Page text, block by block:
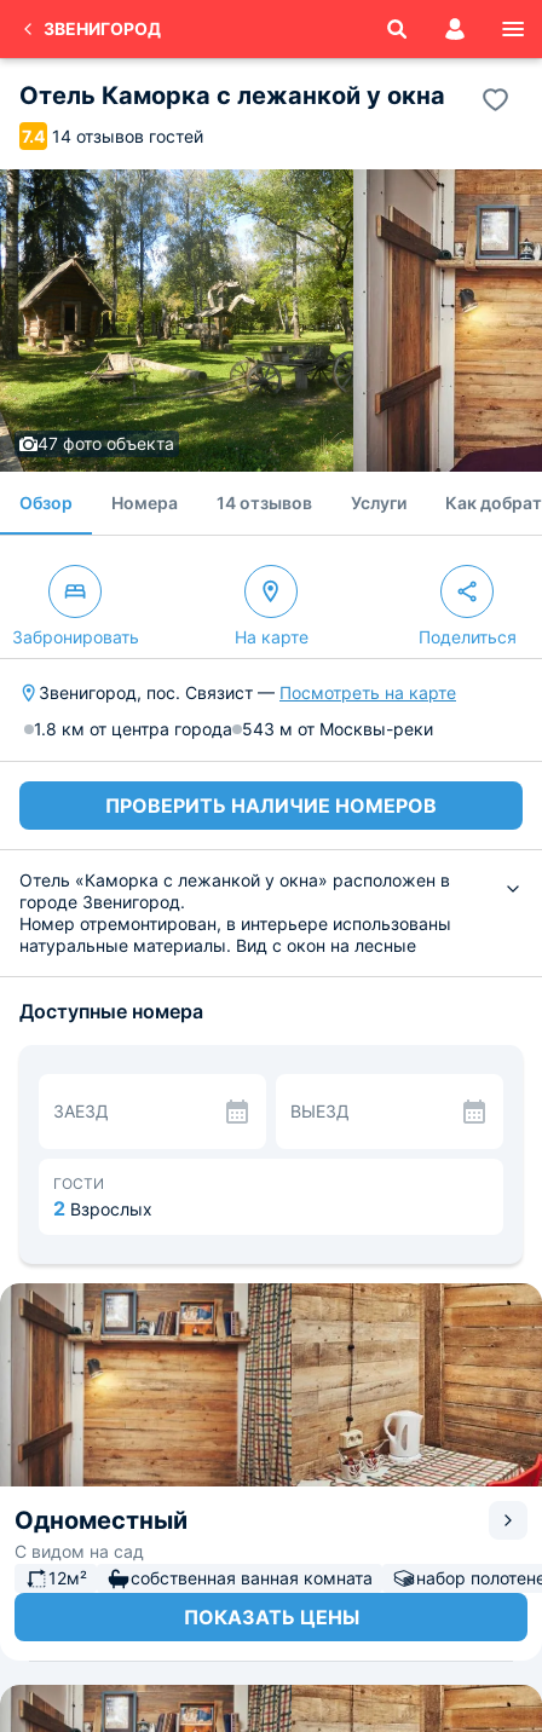
ЗВЕНИГОРОД
Отель Каморка с лежанкой у окна
7.4 14 отзывов гостей
47 фото объекта
Обзор Номера 14 отзывов Услуги Как
Забронировать На карте Поделиться
Звенигород, пос. Связист — Посмотреть на карте
1.8 км от центра города 543 м от Москвы-реки
ПРОВЕРИТЬ НАЛИЧИЕ НОМЕРОВ
Отель «Каморка с лежанкой у окна» расположен в
городе Звенигород.
Номер отремонтирован, в интерьере использованы
натуральные материалы. Вид с окон на лесные
Гости могут воспользоваться чайником. Можно
русской печи и хлеба. Также отель предоставляет иные
виды досуга: верховая езда, стрельба из лука.
Доступные номера
ЗАЕЗД ВЫЕЗД
ГОСТИ
2 Взрослых
Одноместный
С видом на сад
12м²
собственная ванная комната набор
ПОКАЗАТЬ ЦЕНЫ